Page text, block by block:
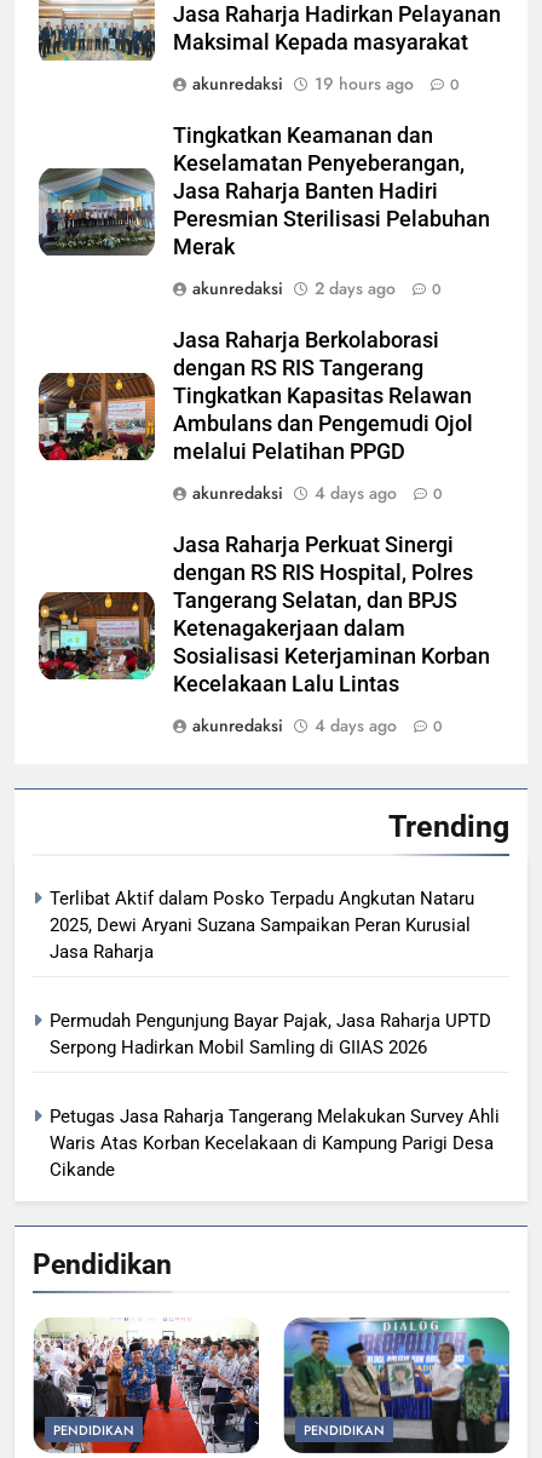
Jasa Raharja Hadirkan Pelayanan
Maksimal Kepada masyarakat
akunredaksi
19 hours ago 0
Tingkatkan Keamanan dan
Keselamatan Penyeberangan,
Jasa Raharja Banten Hadiri
Peresmian Sterilisasi Pelabuhan
Merak
akunredaksi
2 days ago 0
Jasa Raharja Berkolaborasi
dengan RS RIS Tangerang
Tingkatkan Kapasitas Relawan
Ambulans dan Pengemudi Ojol
melalui Pelatihan PPGD
akunredaksi
4 days ago 0
Jasa Raharja Perkuat Sinergi
dengan RS RIS Hospital, Polres
Tangerang Selatan, dan BPJS
Ketenagakerjaan dalam
Sosialisasi Keterjaminan Korban
Kecelakaan Lalu Lintas
akunredaksi
4 days ago 0
Trending
Terlibat Aktif dalam Posko Terpadu Angkutan Nataru
2025, Dewi Aryani Suzana Sampaikan Peran Kurusial
Jasa Raharja
Permudah Pengunjung Bayar Pajak, Jasa Raharja UPTD
Serpong Hadirkan Mobil Samling di GIIAS 2026
Petugas Jasa Raharja Tangerang Melakukan Survey Ahli
Waris Atas Korban Kecelakaan di Kampung Parigi Desa
Cikande
Pendidikan
PENDIDIKAN PENDIDIKAN